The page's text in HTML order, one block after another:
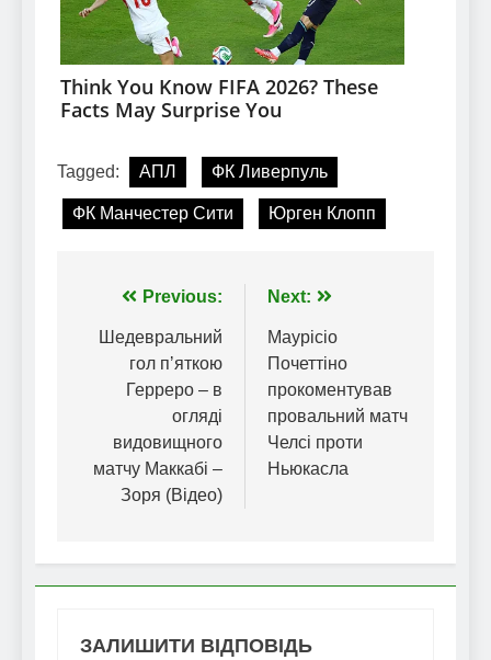
Tagged: АПЛ ФК Ливерпуль
ФК Манчестер Сити Юрген Клопп
Навігація
записів
Previous:
Шедевральний
гол пʼяткою
Герреро – в
огляді
видовищного
матчу Маккабі –
Зоря (Відео)
Next:
Маурісіо
Почеттіно
прокоментував
провальний матч
Челсі проти
Ньюкасла
ЗАЛИШИТИ ВІДПОВІДЬ